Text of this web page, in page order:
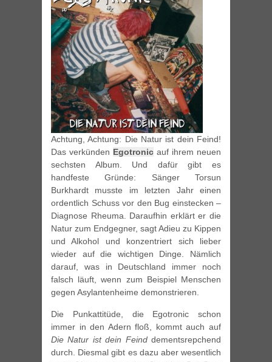
Achtung, Achtung: Die Natur ist dein Feind!
Das verkünden Egotronic auf ihrem neuen
sechsten Album. Und dafür gibt es
handfeste Gründe: Sänger Torsun
Burkhardt musste im letzten Jahr einen
ordentlich Schuss vor den Bug einstecken –
Diagnose Rheuma. Daraufhin erklärt er die
Natur zum Endgegner, sagt Adieu zu Kippen
und Alkohol und konzentriert sich lieber
wieder auf die wichtigen Dinge. Nämlich
darauf, was in Deutschland immer noch
falsch läuft, wenn zum Beispiel Menschen
gegen Asylantenheime demonstrieren.
Die Punkattitüde, die Egotronic schon
immer in den Adern floß, kommt auch auf
Die Natur ist dein Feinddementsrepchend
durch. Diesmal gibt es dazu aber wesentlich